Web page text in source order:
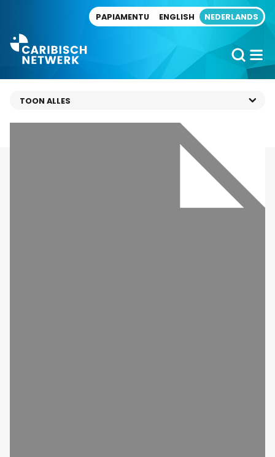
PAPIAMENTU ENGLISH NEDERLANDS